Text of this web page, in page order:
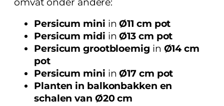
Persicum mini inØ11 cm pot
Persicum midi inØ13 cm pot
Persicum grootbloemig in Ø14 cm
pot
Persicum mini inØ17 cm pot
Planten in balkonbakken en
schalen van Ø20 cm